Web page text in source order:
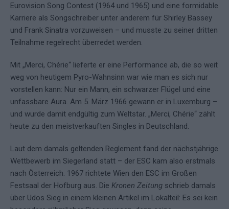
Eurovision Song Contest (1964 und 1965) und eine formidable
Karriere als Songschreiber unter anderem für Shirley Bassey
und Frank Sinatra vorzuweisen – und musste zu seiner dritten
Teilnahme regelrecht überredet werden.
Mit „Merci, Chérie“ lieferte er eine Performance ab, die so weit
weg von heutigem Pyro-Wahnsinn war wie man es sich nur
vorstellen kann: Nur ein Mann, ein schwarzer Flügel und eine
unfassbare Aura. Am 5. März 1966 gewann er in Luxemburg –
und wurde damit endgültig zum Weltstar. „Merci, Chérie“ zählt
heute zu den meistverkauften Singles in Deutschland.
Laut dem damals geltenden Reglement fand der nächstjährige
Wettbewerb im Siegerland statt – der ESC kam also erstmals
nach Österreich. 1967 richtete Wien den ESC im Großen
Festsaal der Hofburg aus. Die Kronen Zeitung schrieb damals
über Udos Sieg in einem kleinen Artikel im Lokalteil: Es sei kein